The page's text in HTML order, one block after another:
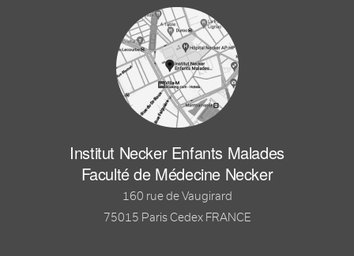
Institut Necker Enfants Malades
Faculté de Médecine Necker
160 rue de Vaugirard
75015 Paris Cedex FRANCE